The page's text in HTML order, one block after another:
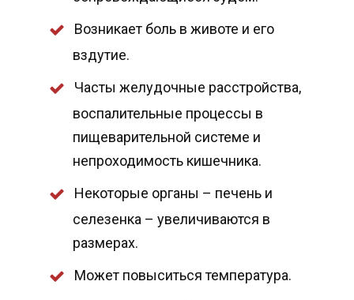
Возникает боль в животе и его
вздутие.
Часты желудочные расстройства,
воспалительные процессы в
пищеварительной системе и
непроходимость кишечника.
Некоторые органы – печень и
селезенка – увеличиваются в
размерах.
Может повыситься температура.